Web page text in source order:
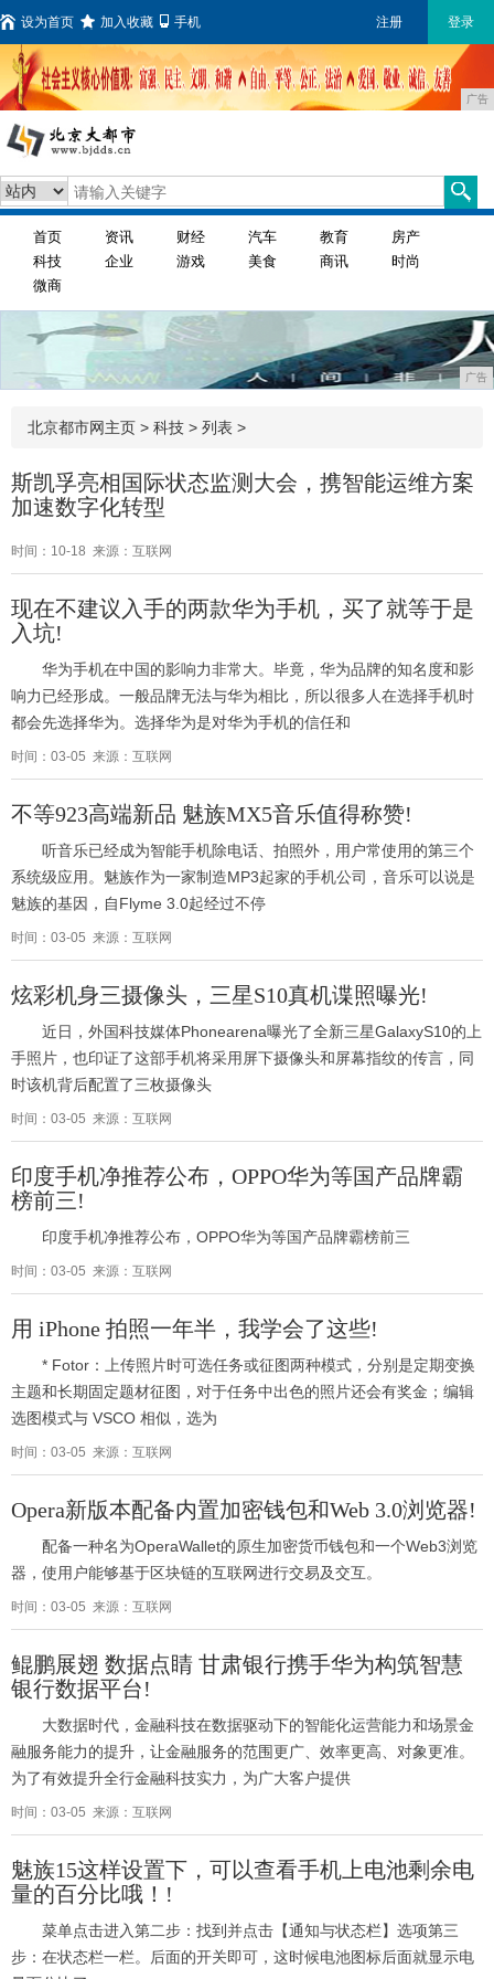
设为首页 加入收藏 手机 注册 登录
广告
首页 资讯 财经 汽车 教育
房产
科技
企业 游戏 美食 商讯
时尚
微商
广告
北京都市网主页 > 科技 > 列表 >
斯凯孚亮相国际状态监测大会，携智能运维方案
加速数字化转型
时间：10-18 来源：互联网
现在不建议入手的两款华为手机，买了就等于是
入坑!
华为手机在中国的影响力非常大。毕竟，华为品牌的知名度和影
响力已经形成。一般品牌无法与华为相比，所以很多人在选择手机时
都会先选择华为。选择华为是对华为手机的信任和
时间：03-05 来源：互联网
不等923高端新品 魅族MX5音乐值得称赞!
听音乐已经成为智能手机除电话、拍照外，用户常使用的第三个
系统级应用。魅族作为一家制造MP3起家的手机公司，音乐可以说是
魅族的基因，自Flyme 3.0起经过不停
时间：03-05 来源：互联网
炫彩机身三摄像头，三星S10真机谍照曝光!
近日，外国科技媒体Phonearena曝光了全新三星GalaxyS10的上
手照片，也印证了这部手机将采用屏下摄像头和屏幕指纹的传言，同
时该机背后配置了三枚摄像头
时间：03-05 来源：互联网
印度手机净推荐公布，OPPO华为等国产品牌霸
榜前三!
印度手机净推荐公布，OPPO华为等国产品牌霸榜前三
时间：03-05 来源：互联网
用 iPhone 拍照一年半，我学会了这些!
* Fotor：上传照片时可选任务或征图两种模式，分别是定期变换
主题和长期固定题材征图，对于任务中出色的照片还会有奖金；编辑
选图模式与 VSCO 相似，选为
时间：03-05 来源：互联网
Opera新版本配备内置加密钱包和Web 3.0浏览器!
配备一种名为OperaWallet的原生加密货币钱包和一个Web3浏览
器，使用户能够基于区块链的互联网进行交易及交互。
时间：03-05 来源：互联网
鲲鹏展翅 数据点睛 甘肃银行携手华为构筑智慧
银行数据平台!
大数据时代，金融科技在数据驱动下的智能化运营能力和场景金
融服务能力的提升，让金融服务的范围更广、效率更高、对象更准。
为了有效提升全行金融科技实力，为广大客户提供
时间：03-05 来源：互联网
魅族15这样设置下，可以查看手机上电池剩余电
量的百分比哦！!
菜单点击进入第二步：找到并点击【通知与状态栏】选项第三
步：在状态栏一栏。后面的开关即可，这时候电池图标后面就显示电